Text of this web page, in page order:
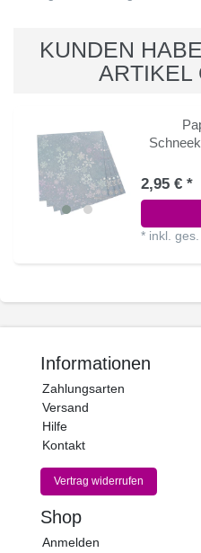
KUNDEN
ARTIKEL
2,95 € *
* inkl. ges.
Informationen
Zahlungsarten
Versand
Hilfe
Kontakt
Vertrag widerrufen
Shop
Anmelden